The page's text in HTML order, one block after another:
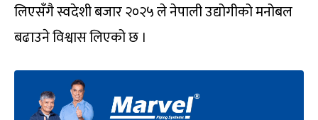
लिएसँगै स्वदेशी बजार २०२५ ले नेपाली उद्योगीको मनोबल
बढाउने विश्वास लिएको छ ।